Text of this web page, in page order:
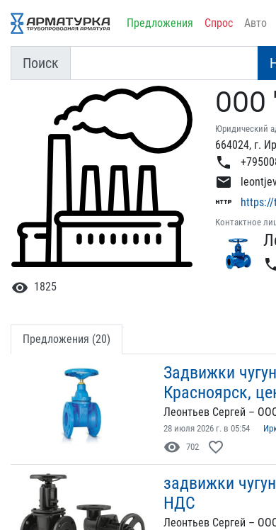
Предложения Спрос Авто
Поиск
visibility 1825
ООО
Юридический
664024, г.
phone
email
http
Контактное
Предложения (20)
Задвижки
Красноярск,
Леонтьев Сергей –
28 июля 2026 г. в 05:54
visibility 702 favorite_border
задвижки
НДС
Леонтьев Сергей –